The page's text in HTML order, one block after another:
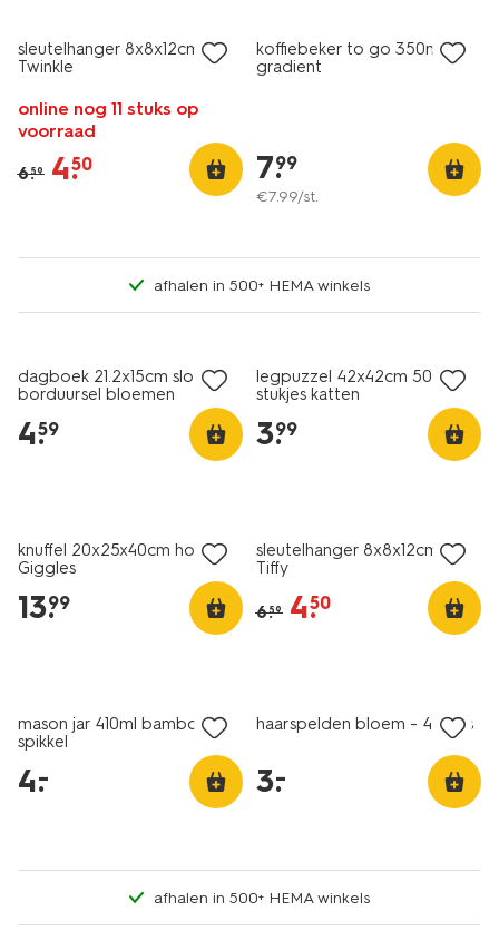
sleutelhanger 8x8x12cm kat
Twinkle
online nog 11 stuks op
voorraad
6.59 4.
50
koffiebeker to go 350ml rvs
gradient
7.
99
€7.99/st.
afhalen in 500+ HEMA winkels
dagboek 21.2x15cm slot
borduursel bloemen
4.
59
legpuzzel 42x42cm 500
stukjes katten
3.
99
knuffel 20x25x40cm hond
Giggles
13.
99
sleutelhanger 8x8x12cm kat
Tiffy
6.59 4.
50
mason jar 410ml bamboe
spikkel
4.
–
haarspelden bloem - 4 stuks
3.
–
afhalen in 500+ HEMA winkels